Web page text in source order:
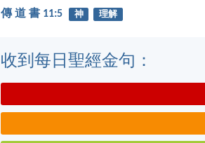
傳 道 書 11:5 神 理解
收到每日聖經金句：